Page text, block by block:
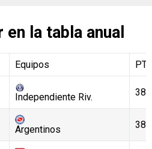
en la tabla anual
Equipos
Independiente Riv. 38
Argentinos 38